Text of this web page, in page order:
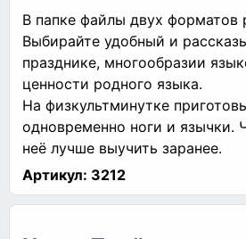
В папке файлы двух форматов
Выбирайте удобный и
празднике, многообразии
ценности родного языка.
На физкультминутке
одновременно ноги и язычки.
неё лучше выучить заранее.
Артикул: 3212